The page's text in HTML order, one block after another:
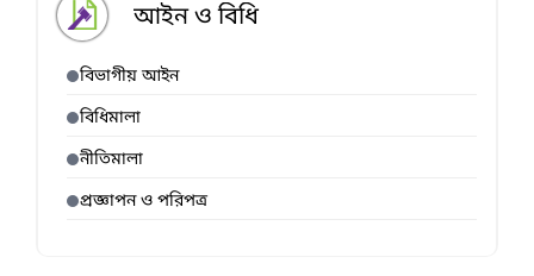
আইন ও বিধি
বিভাগীয় আইন
বিধিমালা
নীতিমালা
প্রজ্ঞাপন ও পরিপত্র